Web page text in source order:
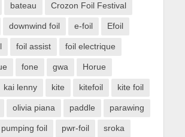
bateau Crozon Foil Festival
downwind foil e-foil Efoil
foil assist foil electrique
fone gwa Horue
kai lenny kite kitefoil kite foil
olivia piana paddle parawing
pumping foil pwr-foil sroka